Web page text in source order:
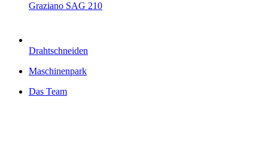
Graziano SAG 210
Drahtschneiden
Maschinenpark
Das Team